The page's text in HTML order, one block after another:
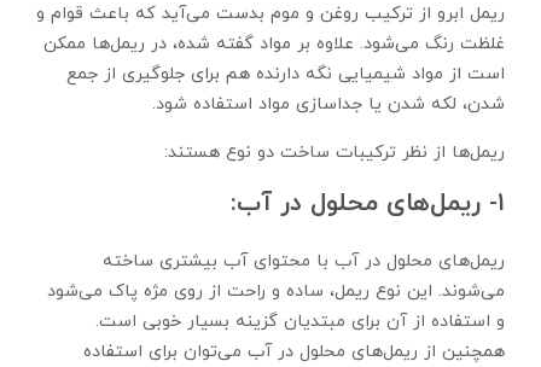
ریمل ابرو از ترکیب روغن و موم بدست می‌آید که باعث قوام و
غلظت رنگ می‌شود. علاوه بر مواد گفته شده، در ریمل‌ها ممکن
است از مواد شیمیایی نگه ‌دارنده هم برای جلوگیری از جمع
شدن، لکه‌ شدن یا جداسازی مواد استفاده شود.
ریمل‌ها از نظر ترکیبات ساخت دو نوع هستند:
۱- ریمل‌های محلول در آب:
ریمل‌های محلول در آب با محتوای آب بیشتری ساخته
می‌شوند. این نوع ریمل، ساده و راحت از روی مژه پاک می‌شود
و استفاده از آن برای مبتدیان گزینه بسیار خوبی است.
همچنین از ریمل‌های محلول در آب می‌توان برای استفاده